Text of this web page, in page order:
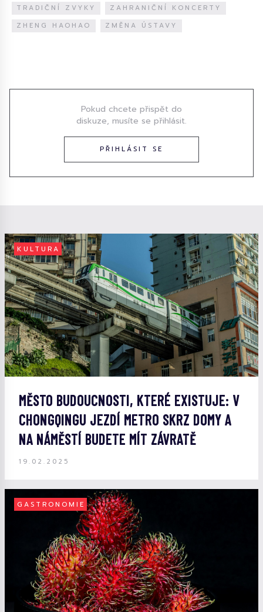
TRADIČNÍ ZVYKY
ZAHRANIČNÍ KONCERTY
ZHENG HAOHAO
ZMĚNA ÚSTAVY
Pokud chcete přispět do
diskuze, musíte se přihlásit.
PŘIHLÁSIT SE
KULTURA
MĚSTO BUDOUCNOSTI, KTERÉ EXISTUJE: V
CHONGQINGU JEZDÍ METRO SKRZ DOMY A
NA NÁMĚSTÍ BUDETE MÍT ZÁVRATĚ
19.02.2025
GASTRONOMIE